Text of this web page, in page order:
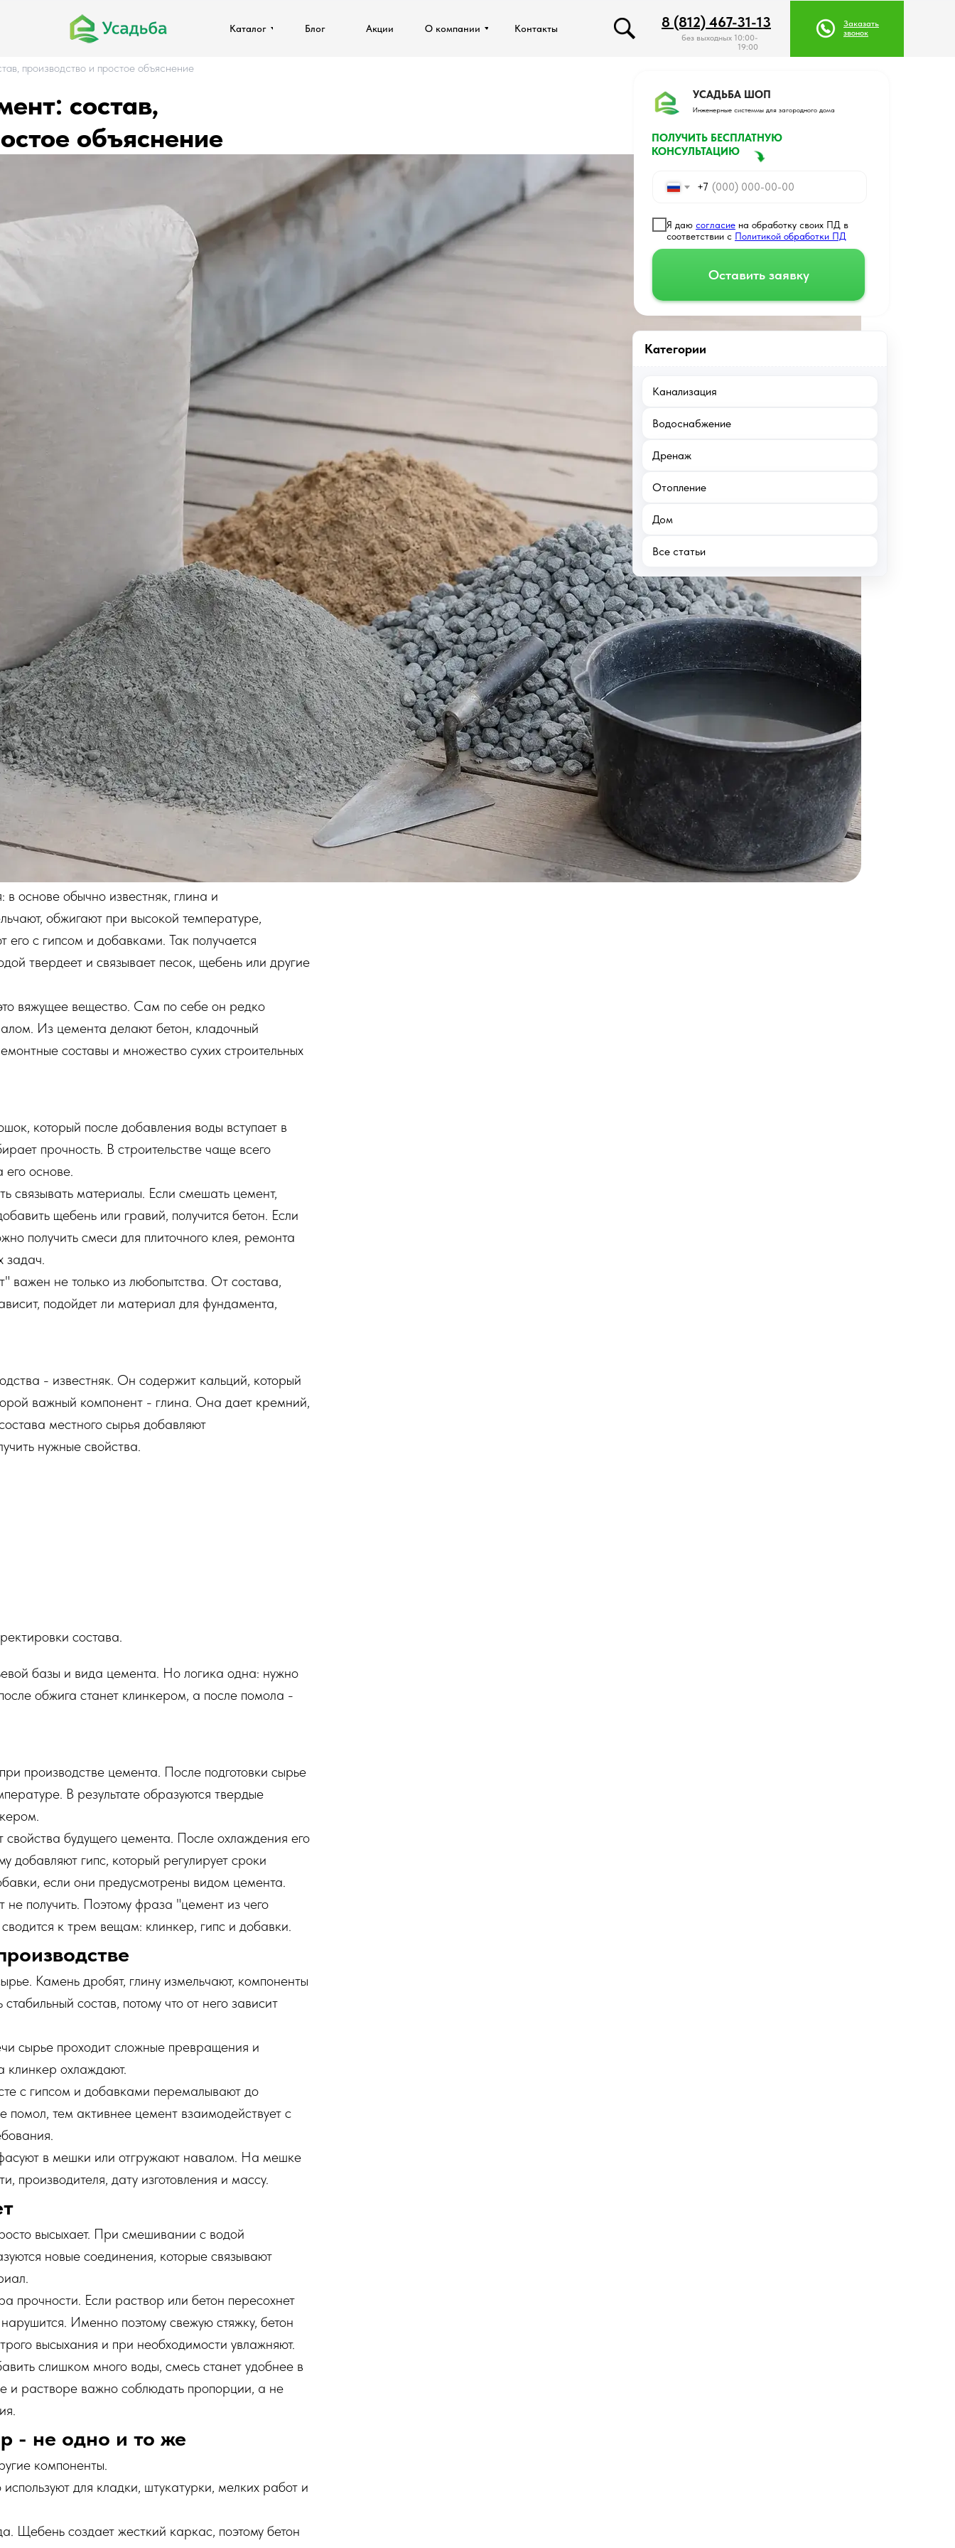
Заказать
звонок
без выходных 10:00-
19:00
8 (812) 467-31-13
Каталог О компании
Блог Акции Контакты
Заказать
звонок
8 (812) 467-31-13
Каталог О компании
Блог Акции Контакты
производство и простое объяснение
состав,
объяснение
основе обычно известняк, глина и
обжигают при высокой температуре,
с гипсом и добавками. Так получается
твердеет и связывает песок, щебень или другие
вяжущее вещество. Сам по себе он редко
Из цемента делают бетон, кладочный
составы и множество сухих строительных
который после добавления воды вступает в
прочность. В строительстве чаще всего
его основе.
связывать материалы. Если смешать цемент,
щебень или гравий, получится бетон. Если
получить смеси для плиточного клея, ремонта
задач.
важен не только из любопытства. От состава,
подойдет ли материал для фундамента,
- известняк. Он содержит кальций, который
важный компонент - глина. Она дает кремний,
местного сырья добавляют
нужные свойства.
состава.
базы и вида цемента. Но логика одна: нужно
обжига станет клинкером, а после помола -
производстве цемента. После подготовки сырье
В результате образуются твердые
будущего цемента. После охлаждения его
гипс, который регулирует сроки
если они предусмотрены видом цемента.
получить. Поэтому фраза "цемент из чего
к трем вещам: клинкер, гипс и добавки.
Камень дробят, глину измельчают, компоненты
состав, потому что от него зависит
сырье проходит сложные превращения и
клинкер охлаждают.
с гипсом и добавками перемалывают до
помол, тем активнее цемент взаимодействует с
в мешки или отгружают навалом. На мешке
производителя, дату изготовления и массу.
высыхает. При смешивании с водой
новые соединения, которые связывают
прочности. Если раствор или бетон пересохнет
Именно поэтому свежую стяжку, бетон
высыхания и при необходимости увлажняют.
слишком много воды, смесь станет удобнее в
и растворе важно соблюдать пропорции, а не
- не одно и то же
компоненты.
для кладки, штукатурки, мелких работ и
Щебень создает жесткий каркас, поэтому бетон
ПОЛУЧИТЬ БЕСПЛАТНУЮ
КОНСУЛЬТАЦИЮ
Оставить заявку
Инженерные системмы для загородного дома
+7
Я даю согласие на обработку своих ПД в
соответствии с Политикой обработки ПД
УСАДЬБА ШОП
Категории
Канализация
Водоснабжение
Дренаж
Отопление
Дом
Все статьи